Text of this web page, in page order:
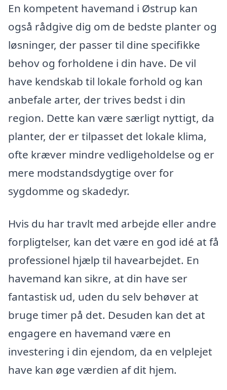
En kompetent havemand i Østrup kan
også rådgive dig om de bedste planter og
løsninger, der passer til dine specifikke
behov og forholdene i din have. De vil
have kendskab til lokale forhold og kan
anbefale arter, der trives bedst i din
region. Dette kan være særligt nyttigt, da
planter, der er tilpasset det lokale klima,
ofte kræver mindre vedligeholdelse og er
mere modstandsdygtige over for
sygdomme og skadedyr.
Hvis du har travlt med arbejde eller andre
forpligtelser, kan det være en god idé at få
professionel hjælp til havearbejdet. En
havemand kan sikre, at din have ser
fantastisk ud, uden du selv behøver at
bruge timer på det. Desuden kan det at
engagere en havemand være en
investering i din ejendom, da en velplejet
have kan øge værdien af dit hjem.